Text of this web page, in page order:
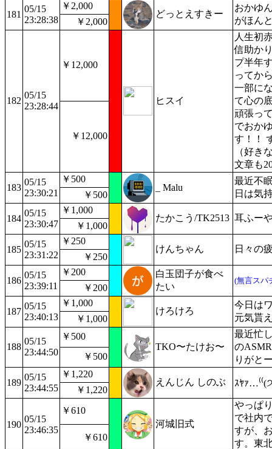
181
05/15
23:28:38
￥2,000
どっとえすきー
おかゆ
がほん
￥2,000
182
05/15
23:28:44
￥12,000
ヒスイ
人生初
信助か
プ半年
ってか
一部に
て心の
頑張っ
でおか
す！！
（好き
文章も
￥12,000
183
05/15
23:30:21
￥500
_ Malu
最近不
日は気
￥500
184
05/15
23:30:47
￥1,000
たかこう/TK2513 耳ふー
￥1,000
185
05/15
23:31:22
￥250
けんちゃん 日々の
￥250
186
05/15
23:39:11
￥200
白玉団子が食べ
たい
(無言スパ
￥200
187
05/15
23:40:13
￥1,000
けろけろ
今日は
元気貰
￥1,000
188
05/15
23:44:50
￥500
TKO〜たけお〜
最近忙
の
りがと
￥500
189
05/15
23:44:55
￥1,220
えんじん しのぶ ｽﾔｧ
￥1,220
190
05/15
23:46:35
￥610
河城旧式
やっぱ
で社内
すが、
す。東
￥610